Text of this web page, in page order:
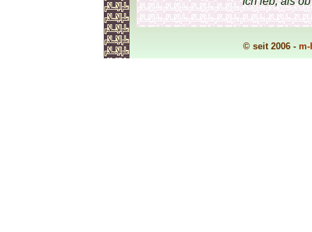
© seit 2006 - m-